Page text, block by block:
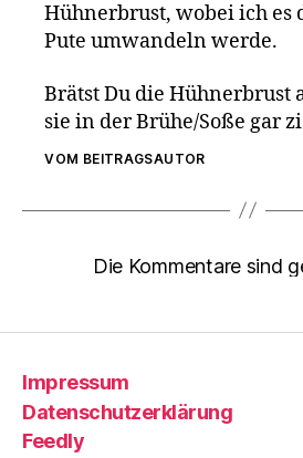
Hühnerbrust, wobei ich es
Pute umwandeln werde.
Brätst Du die Hühnerbrust
sie in der Brühe/Soße gar
VOM BEITRAGSAUTOR
Die Kommentare sind
Impressum
Datenschutzerklärung
Feedly